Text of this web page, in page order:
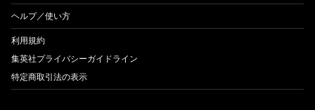
ヘルプ／使い方
利用規約
集英社プライバシーガイドライン
特定商取引法の表示